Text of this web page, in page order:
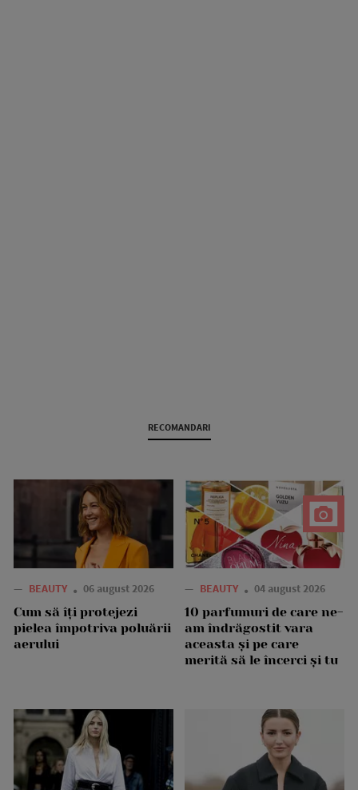
RECOMANDARI
— BEAUTY 06 august 2026
Cum să îți protejezi
pielea împotriva poluării
aerului
— BEAUTY 04 august 2026
10 parfumuri de care ne-
am îndrăgostit vara
aceasta și pe care
merită să le încerci și tu